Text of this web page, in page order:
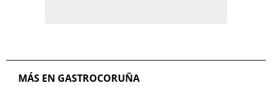
MÁS EN GASTROCORUÑA